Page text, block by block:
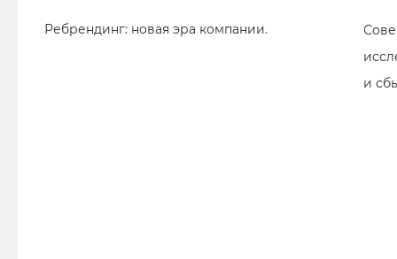
Ребрендинг: новая эра компании.
и